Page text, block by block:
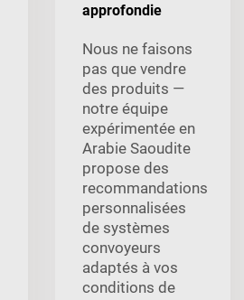
approfondie
Nous ne faisons
pas que vendre
des produits —
notre équipe
expérimentée en
Arabie Saoudite
propose des
recommandations
personnalisées
de systèmes
convoyeurs
adaptés à vos
conditions de